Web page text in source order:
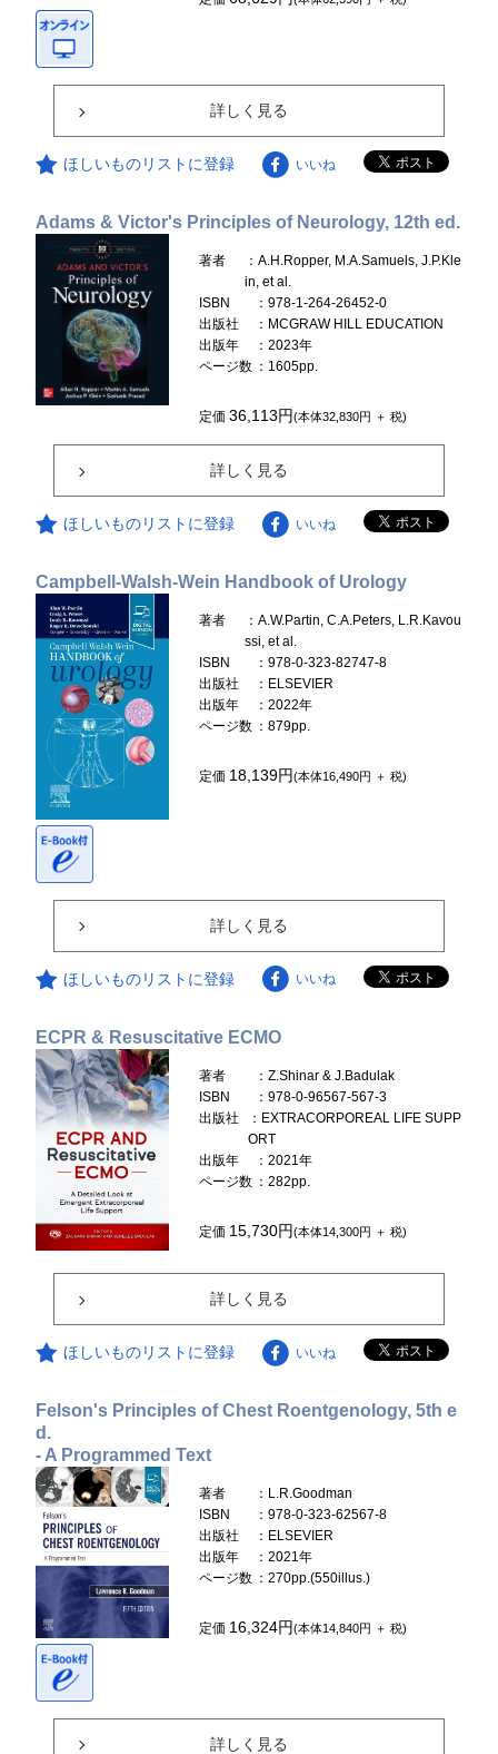
詳しく見る
ほしいものリストに登録 いいね
Adams & Victor's Principles of Neurology, 12th ed.
著者
：A.H.Ropper, M.A.Samuels, J.P.Kle
in, et al.
ISBN
：978-1-264-26452-0
出版社
：MCGRAW HILL EDUCATION
出版年
：2023年
ページ数 ：1605pp.
定価36,113円(本体32,830円 ＋ 税)
詳しく見る
ほしいものリストに登録 いいね
Campbell-Walsh-Wein Handbook of Urology
著者
：A.W.Partin, C.A.Peters, L.R.Kavou
ssi, et al.
ISBN
：978-0-323-82747-8
出版社
：ELSEVIER
出版年
：2022年
ページ数 ：879pp.
定価 18,139円(本体16,490円 ＋ 税)
詳しく見る
ほしいものリストに登録 いいね
ECPR & Resuscitative ECMO
著者
：Z.Shinar & J.Badulak
ISBN
：978-0-96567-567-3
出版社
：EXTRACORPOREAL LIFE SUPP
ORT
出版年
：2021年
ページ数 ：282pp.
定価 15,730円(本体14,300円 ＋ 税)
詳しく見る
ほしいものリストに登録 いいね
Felson's Principles of Chest Roentgenology, 5th e
d.
- A Programmed Text
著者
：L.R.Goodman
ISBN
：978-0-323-62567-8
出版社
：ELSEVIER
出版年
：2021年
ページ数 ：270pp.(550illus.)
定価 16,324円(本体14,840円 ＋ 税)
詳しく見る